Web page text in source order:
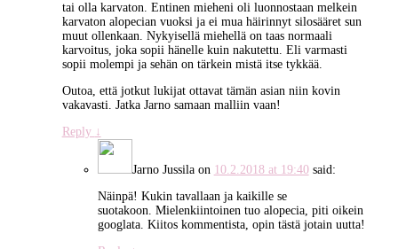
tai olla karvaton. Entinen mieheni oli luonnostaan melkein
karvaton alopecian vuoksi ja ei mua häirinnyt silosääret sun
muut ollenkaan. Nykyisellä miehellä on taas normaali
karvoitus, joka sopii hänelle kuin nakutettu. Eli varmasti
sopii molempi ja sehän on tärkein mistä itse tykkää.
Outoa, että jotkut lukijat ottavat tämän asian niin kovin
vakavasti. Jatka Jarno samaan malliin vaan!
Reply ↓
Jarno Jussilaon 10.2.2018 at 19:40 said:
Näinpä! Kukin tavallaan ja kaikille se
suotakoon. Mielenkiintoinen tuo alopecia, piti oikein
googlata. Kiitos kommentista, opin tästä jotain uutta!